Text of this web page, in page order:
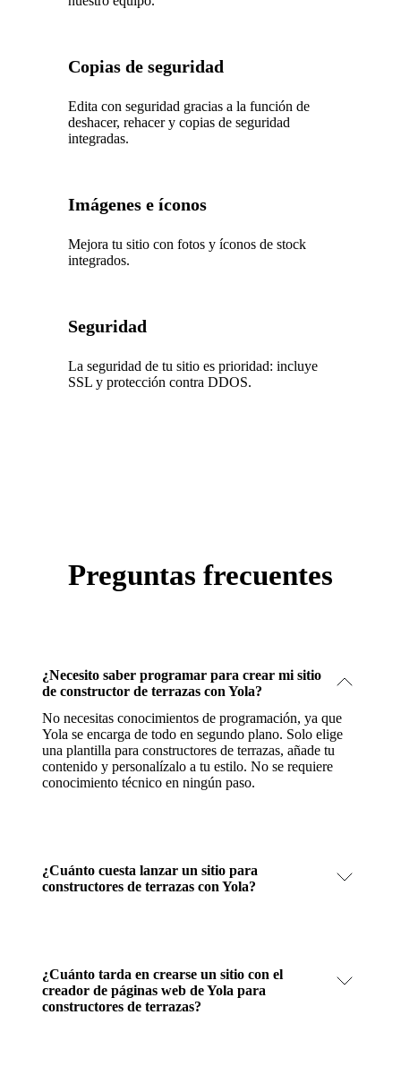
Copias de seguridad
Edita con seguridad gracias a la función de
deshacer, rehacer y copias de seguridad
integradas.
Imágenes e íconos
Mejora tu sitio con fotos y íconos de stock
integrados.
Seguridad
La seguridad de tu sitio es prioridad: incluye
SSL y protección contra DDOS.
Preguntas frecuentes
¿Necesito saber programar para crear mi sitio
de constructor de terrazas con Yola?
No necesitas conocimientos de programación, ya que
Yola se encarga de todo en segundo plano. Solo elige
una plantilla para constructores de terrazas, añade tu
contenido y personalízalo a tu estilo. No se requiere
conocimiento técnico en ningún paso.
¿Cuánto cuesta lanzar un sitio para
constructores de terrazas con Yola?
¿Cuánto tarda en crearse un sitio con el
creador de páginas web de Yola para
constructores de terrazas?